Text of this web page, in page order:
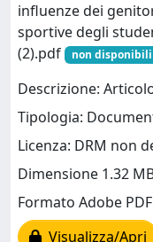
influenze dei
sportive degli
(2).pdf
non disponibili
Descrizione:
Tipologia:
Licenza: DRM non
Dimensione 1.32
Formato Adobe PDF
Visualizza/Apri